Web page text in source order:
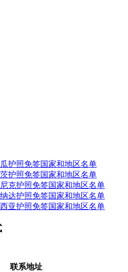
护照免签国家和地区名单
护照免签国家和地区名单
克护照免签国家和地区名单
达护照免签国家和地区名单
亚护照免签国家和地区名单
联系地址